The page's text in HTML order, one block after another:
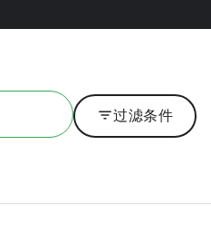
filter_list过滤条件